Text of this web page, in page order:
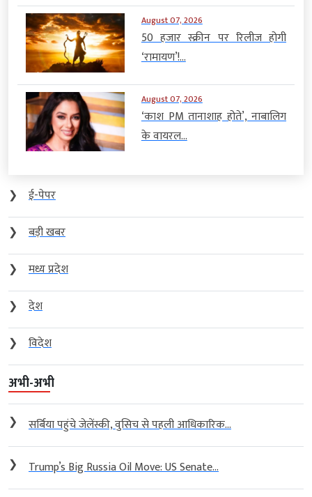
August 07, 2026
50 हजार स्क्रीन पर रिलीज होगी
‘रामायण’!...
August 07, 2026
‘काश PM तानाशाह होते’, नाबालिग
के वायरल...
❯
ई-पेपर
❯
बड़ी खबर
❯
मध्य प्रदेश
❯
देश
❯
विदेश
अभी-अभी
❯ सर्बिया पहुंचे जेलेंस्की, वुसिच से पहली आधिकारिक...
❯ Trump’s Big Russia Oil Move: US Senate...